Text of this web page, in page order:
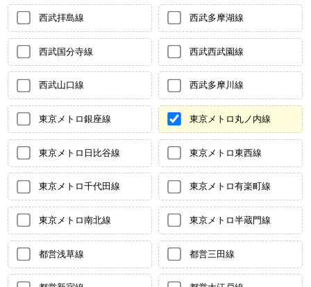
西武拝島線 西武多摩湖線
西武国分寺線 西武西武園線
西武山口線 西武多摩川線
東京メトロ銀座線 東京メトロ丸ノ内線
東京メトロ日比谷線 東京メトロ東西線
東京メトロ千代田線 東京メトロ有楽町線
東京メトロ南北線 東京メトロ半蔵門線
都営浅草線 都営三田線